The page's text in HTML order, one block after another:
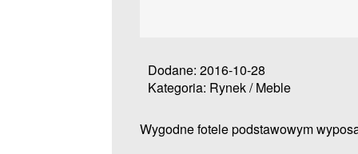
Dodane: 2016-10-28
Kategoria: Rynek / Meble
Wygodne fotele podstawowym